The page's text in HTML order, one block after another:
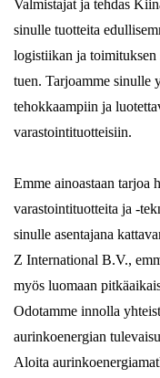
Valmistajat ja tehdas
sinulle tuotteita
logistiikan ja toimituksen
tuen. Tarjoamme sinulle
tehokkaampiin ja
varastointituotteisiin.
Emme ainoastaan ​​tarjoa
varastointituotteita ja -
sinulle asentajana
Z International B.V.,
myös luomaan
Odotamme innolla
aurinkoenergian
Aloita